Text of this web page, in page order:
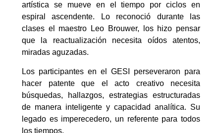
artística se mueve en el tiempo por ciclos en
espiral ascendente. Lo reconoció durante las
clases el maestro Leo Brouwer, los hizo pensar
que la reactualización necesita oídos atentos,
miradas aguzadas.
Los participantes en el GESI perseveraron para
hacer patente que el acto creativo necesita
búsquedas, hallazgos, estrategias estructuradas
de manera inteligente y capacidad analítica. Su
legado es imperecedero, un referente para todos
los tiempos.